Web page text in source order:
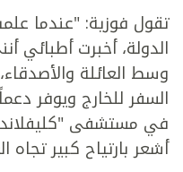
تقول فوزية: "عندما
الدولة، أخبرت أطبائي
وسط العائلة
السفر للخارج ويوفر
في مستشفى "كليفلاند
أشعر بارتياح كبير تجاه